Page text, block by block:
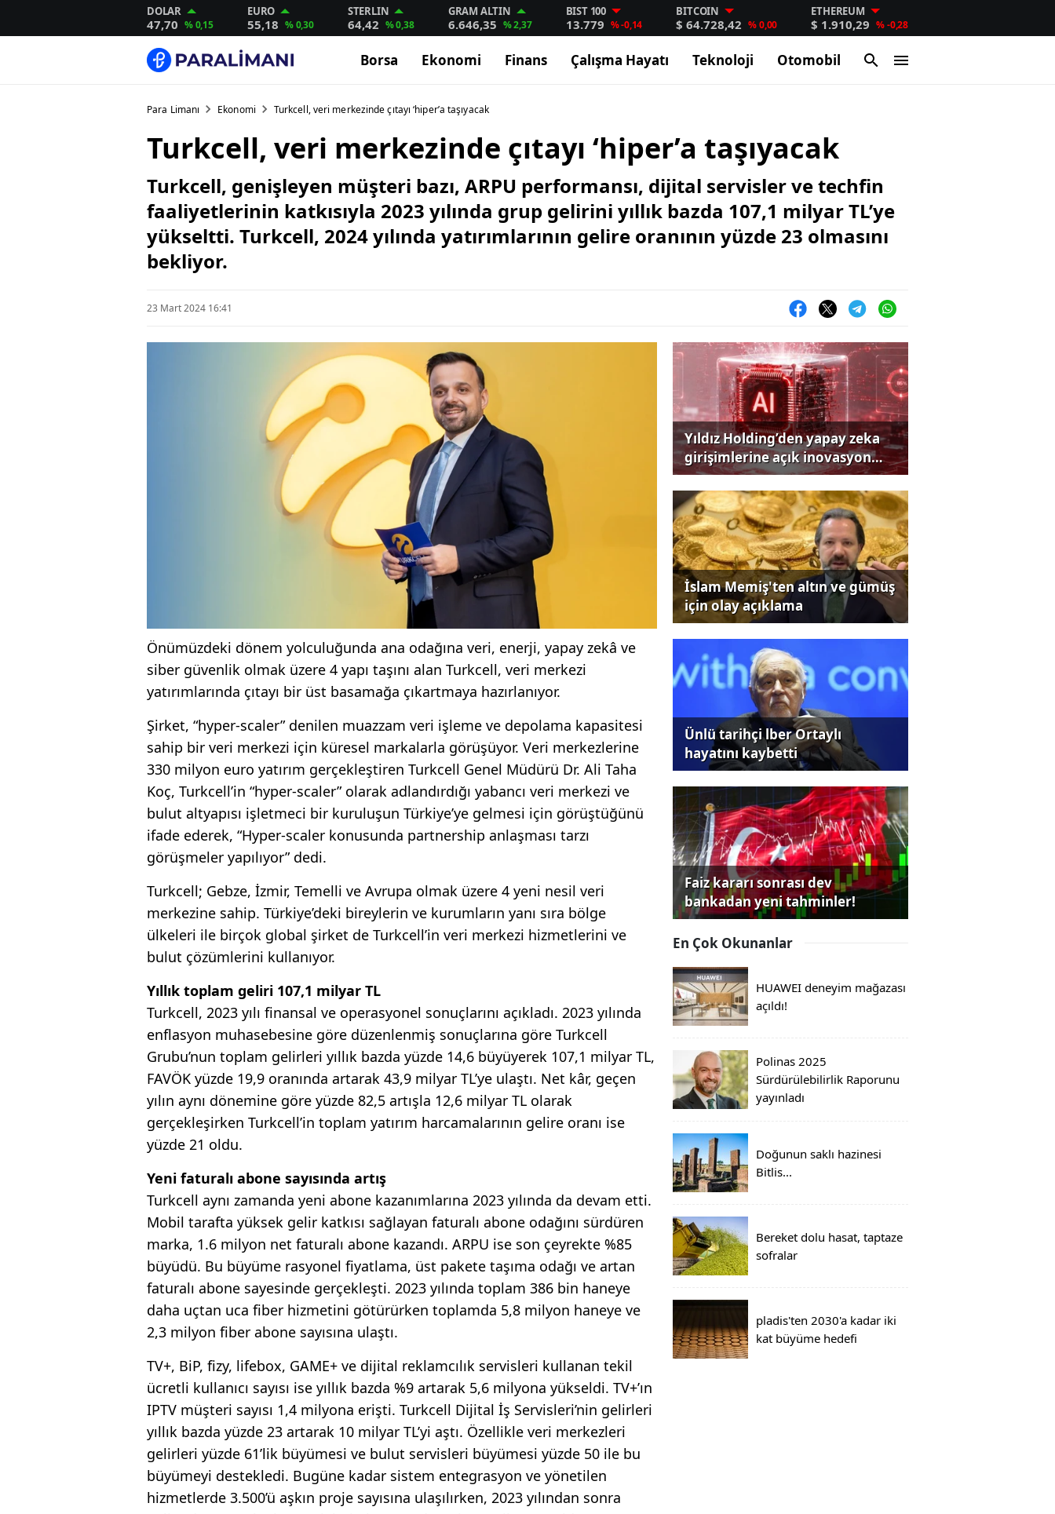
DOLAR
47,70 % 0,15
EURO
55,18 % 0,30
STERLIN
64,42 % 0,38
GRAM ALTIN
6.646,35 % 2,37
BIST 100
13.779 % -0,14
BITCOIN
$ 64.728,42 % 0,00
ETHEREUM
$ 1.910,29 % -0,28
Borsa Ekonomi Finans Çalışma Hayatı Teknoloji Otomobil
Para Limanı Ekonomi Turkcell, veri merkezinde çıtayı ‘hiper’a taşıyacak
Turkcell, veri merkezinde çıtayı ‘hiper’a taşıyacak
Turkcell, genişleyen müşteri bazı, ARPU performansı, dijital servisler ve techfin
faaliyetlerinin katkısıyla 2023 yılında grup gelirini yıllık bazda 107,1 milyar TL’ye
yükseltti. Turkcell, 2024 yılında yatırımlarının gelire oranının yüzde 23 olmasını
bekliyor.
23 Mart 2024 16:41
Önümüzdeki dönem yolculuğunda ana odağına veri, enerji, yapay zekâ ve
siber güvenlik olmak üzere 4 yapı taşını alan Turkcell, veri merkezi
yatırımlarında çıtayı bir üst basamağa çıkartmaya hazırlanıyor.
Şirket, “hyper-scaler” denilen muazzam veri işleme ve depolama kapasitesi
sahip bir veri merkezi için küresel markalarla görüşüyor. Veri merkezlerine
330 milyon euro yatırım gerçekleştiren Turkcell Genel Müdürü Dr. Ali Taha
Koç, Turkcell’in “hyper-scaler” olarak adlandırdığı yabancı veri merkezi ve
bulut altyapısı işletmeci bir kuruluşun Türkiye’ye gelmesi için görüştüğünü
ifade ederek, “Hyper-scaler konusunda partnership anlaşması tarzı
görüşmeler yapılıyor” dedi.
Turkcell; Gebze, İzmir, Temelli ve Avrupa olmak üzere 4 yeni nesil veri
merkezine sahip. Türkiye’deki bireylerin ve kurumların yanı sıra bölge
ülkeleri ile birçok global şirket de Turkcell’in veri merkezi hizmetlerini ve
bulut çözümlerini kullanıyor.
Yıllık toplam geliri 107,1 milyar TL
Turkcell, 2023 yılı finansal ve operasyonel sonuçlarını açıkladı. 2023 yılında
enflasyon muhasebesine göre düzenlenmiş sonuçlarına göre Turkcell
Grubu’nun toplam gelirleri yıllık bazda yüzde 14,6 büyüyerek 107,1 milyar TL,
FAVÖK yüzde 19,9 oranında artarak 43,9 milyar TL’ye ulaştı. Net kâr, geçen
yılın aynı dönemine göre yüzde 82,5 artışla 12,6 milyar TL olarak
gerçekleşirken Turkcell’in toplam yatırım harcamalarının gelire oranı ise
yüzde 21 oldu.
Yeni faturalı abone sayısında artış
Turkcell aynı zamanda yeni abone kazanımlarına 2023 yılında da devam etti.
Mobil tarafta yüksek gelir katkısı sağlayan faturalı abone odağını sürdüren
marka, 1.6 milyon net faturalı abone kazandı. ARPU ise son çeyrekte %85
büyüdü. Bu büyüme rasyonel fiyatlama, üst pakete taşıma odağı ve artan
faturalı abone sayesinde gerçekleşti. 2023 yılında toplam 386 bin haneye
daha uçtan uca fiber hizmetini götürürken toplamda 5,8 milyon haneye ve
2,3 milyon fiber abone sayısına ulaştı.
TV+, BiP, fizy, lifebox, GAME+ ve dijital reklamcılık servisleri kullanan tekil
ücretli kullanıcı sayısı ise yıllık bazda %9 artarak 5,6 milyona yükseldi. TV+’ın
IPTV müşteri sayısı 1,4 milyona erişti. Turkcell Dijital İş Servisleri’nin gelirleri
yıllık bazda yüzde 23 artarak 10 milyar TL’yi aştı. Özellikle veri merkezleri
gelirleri yüzde 61’lik büyümesi ve bulut servisleri büyümesi yüzde 50 ile bu
büyümeyi destekledi. Bugüne kadar sistem entegrasyon ve yönetilen
hizmetlerde 3.500’ü aşkın proje sayısına ulaşılırken, 2023 yılından sonra
Yıldız Holding’den yapay zeka
girişimlerine açık inovasyon
çağrısı
İslam Memiş'ten altın ve gümüş
için olay açıklama
Ünlü tarihçi lber Ortaylı
hayatını kaybetti
Faiz kararı sonrası dev
bankadan yeni tahminler!
En Çok Okunanlar
HUAWEI deneyim mağazası
açıldı!
Polinas 2025
Sürdürülebilirlik Raporunu
yayınladı
Doğunun saklı hazinesi
Bitlis...
Bereket dolu hasat, taptaze
sofralar
pladis'ten 2030'a kadar iki
kat büyüme hedefi